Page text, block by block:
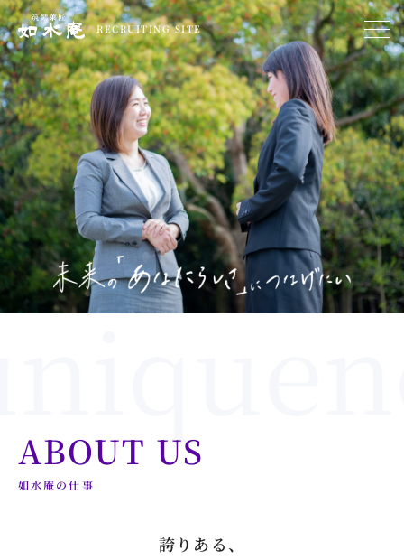
RECRUITING SITE
ABOUT US
如水庵の仕事
誇りある、